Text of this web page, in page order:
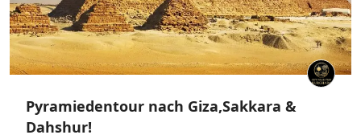
Pyramiedentour nach Giza,Sakkara &
Dahshur!